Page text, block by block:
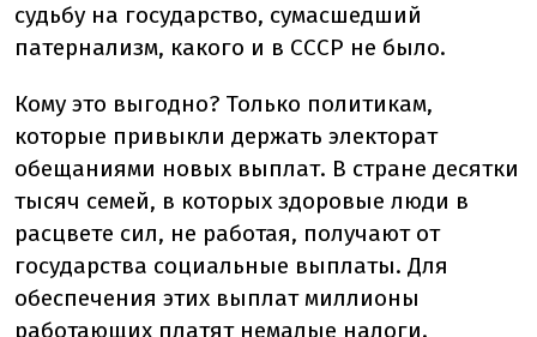
судьбу на государство, сумасшедший
патернализм, какого и в СССР не было.
Кому это выгодно? Только политикам,
которые привыкли держать электорат
обещаниями новых выплат. В стране десятки
тысяч семей, в которых здоровые люди в
расцвете сил, не работая, получают от
государства социальные выплаты. Для
обеспечения этих выплат миллионы
работающих платят немалые налоги.